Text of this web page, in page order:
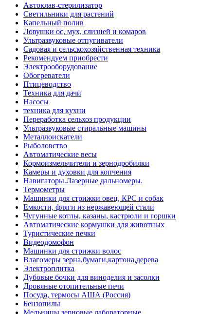
Автоклав-стерилизатор
Светильники для растений
Капельный полив
Ловушки ос, мух, слизней и комаров
Ультразвуковые отпугиватели
Садовая и сельскохозяйственная техника
Рекомендуем приобрести
Электрооборудование
Обогреватели
Птицеводство
Техника для дачи
Насосы
техника для кухни
Переработка сельхоз продукции
Ультразвуковые стиральные машины
Металлоискатели
Рыболовство
Автоматические весы
Кормоизмельчители и зернодробилки
Камеры и духовки для копчения
Навигаторы.Лазерные дальномеры.
Термометры
Машинки для стрижки овец, КРС и собак
Емкости, фляги из нержавеющей стали
Чугунные котлы, казаны, кастрюли и горшки
Автоматические кормушки для животных
Туристические печки
Видеодомофон
Машинки для стрижки волос
Влагомеры зерна,бумаги,картона,дерева
Электроплитка
Дубовые бочки для виноделия и засолки
Дровяные отопительные печи
Посуда, термосы АША (Россия)
Бензопилы
Мельницы зерновые лабораторные